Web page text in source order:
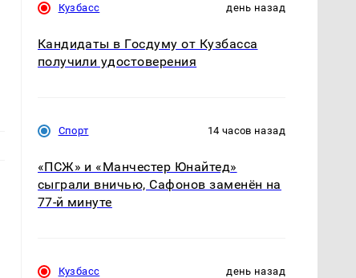
Кузбасс день назад
Кандидаты в Госдуму от Кузбасса
получили удостоверения
Спорт 14 часов назад
«ПСЖ» и «Манчестер Юнайтед»
сыграли вничью, Сафонов заменён на
77-й минуте
Кузбасс день назад